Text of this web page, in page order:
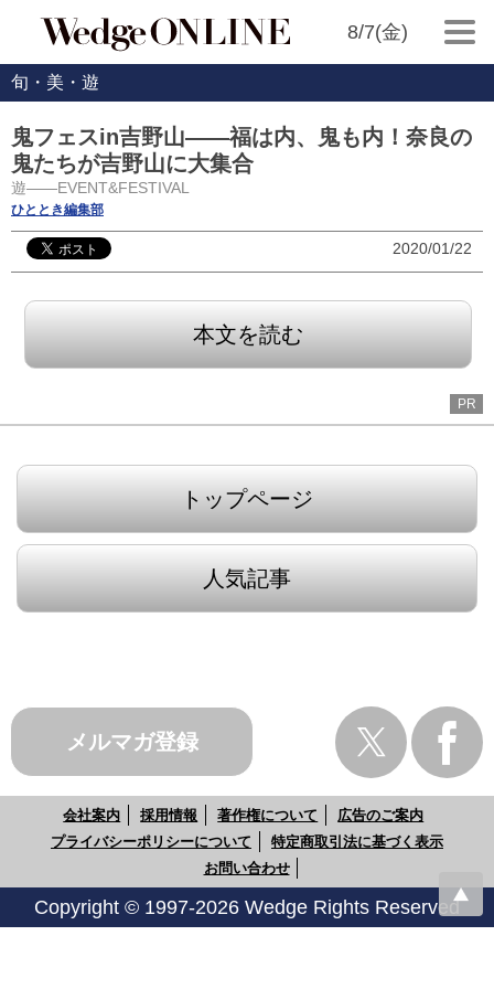
8/7(金)
旬・美・遊
鬼フェスin吉野山――福は内、鬼も内！奈良の
鬼たちが吉野山に大集合
遊――EVENT&FESTIVAL
ひととき編集部
2020/01/22
本文を読む
PR
トップページ
人気記事
メルマガ登録
会社案内 採用情報 著作権について
広告のご案内
プライバシーポリシーについて
特定商取引法に基づく表示
お問い合わせ
Copyright © 1997-2026 Wedge Rights Reserved